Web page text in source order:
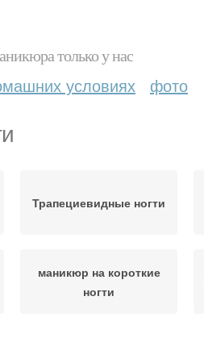
только у нас
условиях фото
Трапециевидные ногти
маникюр на короткие
ногти